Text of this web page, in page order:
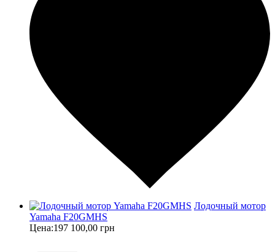
Лодочный мотор
Yamaha F20GMHS
Цена:197 100,00 грн